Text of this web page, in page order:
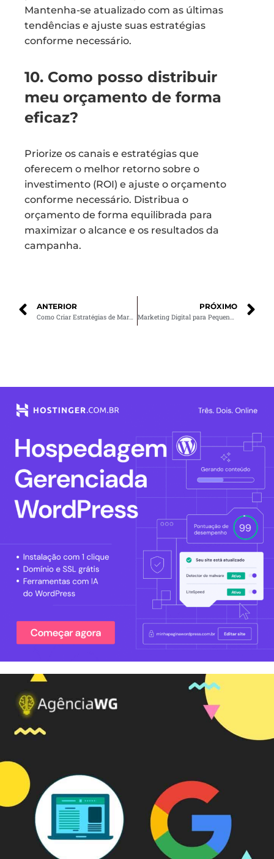
Mantenha-se atualizado com as últimas
tendências e ajuste suas estratégias
conforme necessário.
10. Como posso distribuir
meu orçamento de forma
eficaz?
Priorize os canais e estratégias que
oferecem o melhor retorno sobre o
investimento (ROI) e ajuste o orçamento
conforme necessário. Distribua o
orçamento de forma equilibrada para
maximizar o alcance e os resultados da
campanha.
ANTERIOR PRÓXIMO